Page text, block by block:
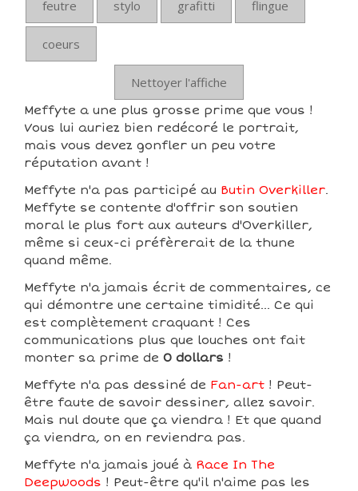
feutre stylo grafitti flingue
coeurs
Nettoyer l'affiche
Meffyte a une plus grosse prime que vous !
Vous lui auriez bien redécoré le portrait,
mais vous devez gonfler un peu votre
réputation avant !
Meffyte n'a pas participé au Butin Overkiller.
Meffyte se contente d'offrir son soutien
moral le plus fort aux auteurs d'Overkiller,
même si ceux-ci préfèrerait de la thune
quand même.
Meffyte n'a jamais écrit de commentaires, ce
qui démontre une certaine timidité... Ce qui
est complètement craquant ! Ces
communications plus que louches ont fait
monter sa prime de 0 dollars !
Meffyte n'a pas dessiné de Fan-art ! Peut-
être faute de savoir dessiner, allez savoir.
Mais nul doute que ça viendra ! Et que quand
ça viendra, on en reviendra pas.
Meffyte n'a jamais joué à Race In The
Deepwoods ! Peut-être qu'il n'aime pas les